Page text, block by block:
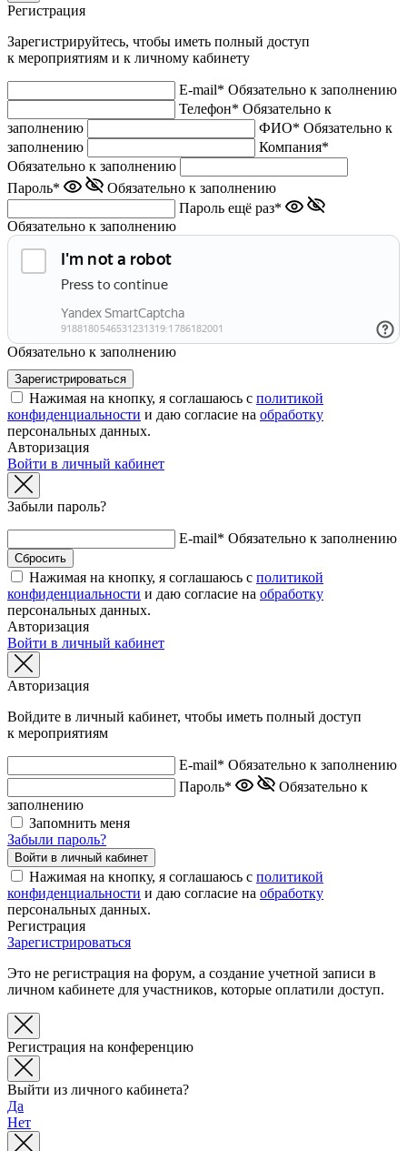
Регистрация
Зарегистрируйтесь, чтобы иметь полный доступ
к мероприятиям и к личному кабинету
E-mail* Обязательно к заполнению
Телефон* Обязательно к
заполнению
ФИО* Обязательно к
заполнению
Компания*
Обязательно к заполнению
Пароль*
Обязательно к заполнению
Пароль ещё раз*
Обязательно к заполнению
Обязательно к заполнению
Нажимая на кнопку, я соглашаюсь с политикой
конфиденциальности и даю согласие на обработку
персональных данных.
Авторизация
Войти в личный кабинет
Забыли пароль?
E-mail* Обязательно к заполнению
Нажимая на кнопку, я соглашаюсь с политикой
конфиденциальности и даю согласие на обработку
персональных данных.
Авторизация
Войти в личный кабинет
Авторизация
Войдите в личный кабинет, чтобы иметь полный доступ
к мероприятиям
E-mail* Обязательно к заполнению
Пароль*
Обязательно к
заполнению
Запомнить меня
Забыли пароль?
Нажимая на кнопку, я соглашаюсь с политикой
конфиденциальности и даю согласие на обработку
персональных данных.
Регистрация
Зарегистрироваться
Это не регистрация на форум, а создание учетной записи в
личном кабинете для участников, которые оплатили доступ.
Регистрация на конференцию
Выйти из личного кабинета?
Да
Нет